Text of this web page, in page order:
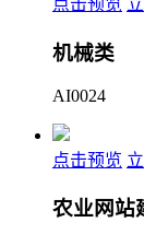
点击预览
机械类
AI0024
点击预览
农业网站